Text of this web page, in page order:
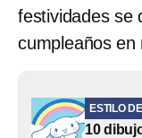
festividades se
cumpleaños en
ESTILO
10